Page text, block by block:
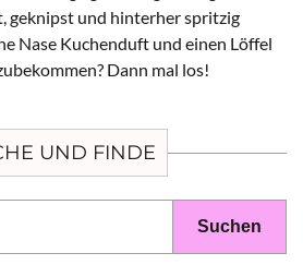
geknipst und hinterher spritzig
Nase Kuchenduft und einen Löffel
Dann mal los!
UND FINDE